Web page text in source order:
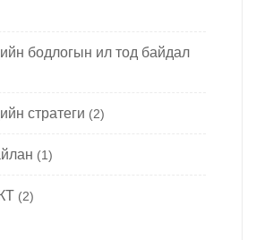
бодлогын ил тод байдал
стратеги (2)
(1)
(2)